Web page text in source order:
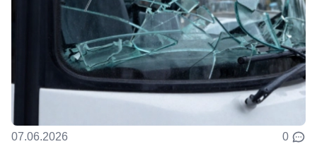
07.06.2026 0